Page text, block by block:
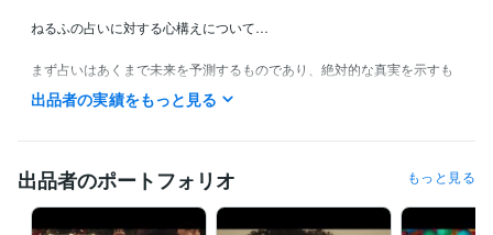
ねるふの占いに対する心構えについて…
まず占いはあくまで未来を予測するものであり、絶対的な真実を示すも
のではないということを頭に入れて聞いてください。占いの結果は一つ
の可能性であり実際にその通りになるかどうかは貴方の行動次第で変わ
占いをする際には自己責任で占いの結果に惑わされず自分自身の意思決
定に責任を持つことが重要。占いが自分の望む結果でなかった場合で
も、それは自分の選択や行動が原因だったかもしれません。
出品者の実績をもっと見る
出品者のポートフォリオ もっと見る